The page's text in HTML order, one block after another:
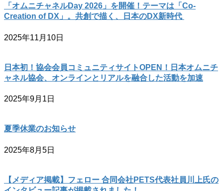
「オムニチャネルDay 2026」を開催！テーマは「Co-
Creation of DX」。共創で描く、日本のDX新時代
2025年11月10日
日本初！協会会員コミュニティサイトOPEN！日本オムニチ
ャネル協会、オンラインとリアルを融合した活動を加速
2025年9月1日
夏季休業のお知らせ
2025年8月5日
【メディア掲載】フェロー 合同会社PETS代表社員川上氏の